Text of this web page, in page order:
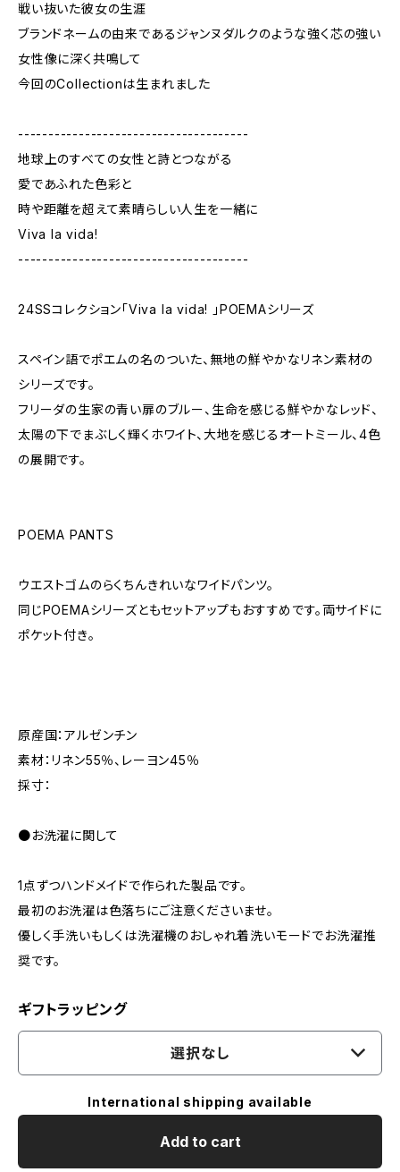
戦い抜いた彼女の生涯
ブランドネームの由来であるジャンヌダルクのような強く芯の強い
女性像に深く共鳴して
今回のCollectionは生まれました
--------------------------------------
地球上のすべての女性と詩とつながる
愛であふれた色彩と
時や距離を超えて素晴らしい人生を一緒に
Viva la vida!
--------------------------------------
24SSコレクション「Viva la vida! 」POEMAシリーズ
スペイン語でポエムの名のついた、無地の鮮やかなリネン素材の
シリーズです。
フリーダの生家の青い扉のブルー、生命を感じる鮮やかなレッド、
太陽の下でまぶしく輝くホワイト、大地を感じるオートミール、4色
の展開です。
POEMA PANTS
ウエストゴムのらくちんきれいなワイドパンツ。
同じPOEMAシリーズともセットアップもおすすめです。両サイドに
ポケット付き。
原産国：アルゼンチン
素材：リネン55％、レーヨン45％
採寸：
●お洗濯に関して
1点ずつハンドメイドで作られた製品です。
最初のお洗濯は色落ちにご注意くださいませ。
優しく手洗いもしくは洗濯機のおしゃれ着洗いモードでお洗濯推
奨です。
ギフトラッピング
選択なし
International shipping available
Add to cart